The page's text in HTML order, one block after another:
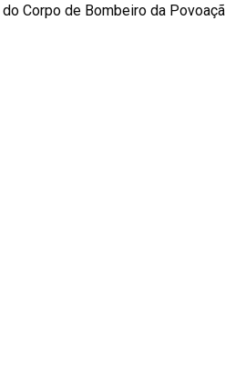
Corpo de Bombeiro da